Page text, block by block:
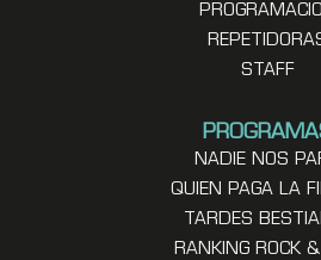
STAFF
NADIE NOS
QUIEN PAGA LA
TARDES
RANKING ROCK